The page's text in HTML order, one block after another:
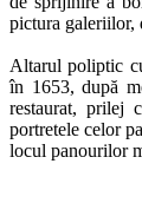
pictura galeriilor,
Altarul poliptic
în 1653, după
restaurat, prilej
portretele celor
locul panourilor